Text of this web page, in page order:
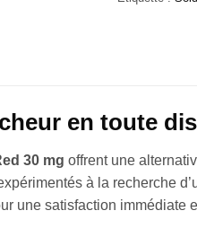
en toute
30 mg offrent une
à la recherche
une satisfaction immédiate